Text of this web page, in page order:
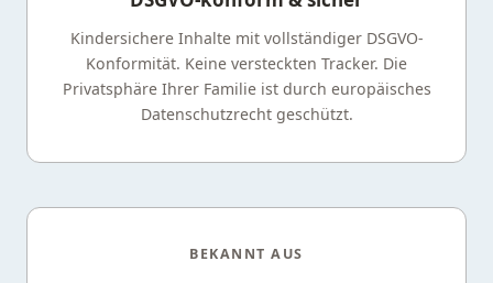
Kindersichere Inhalte mit vollständiger DSGVO-
Konformität. Keine versteckten Tracker. Die
Privatsphäre Ihrer Familie ist durch europäisches
Datenschutzrecht geschützt.
BEKANNT AUS